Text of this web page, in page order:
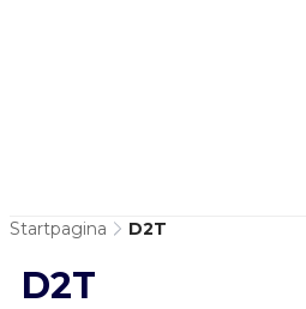
Startpagina D2T
D2T